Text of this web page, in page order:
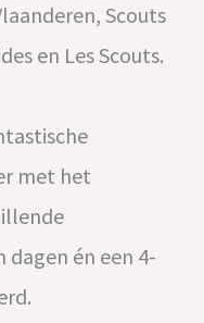
Scouts
en Les Scouts.
met het
én een 4-